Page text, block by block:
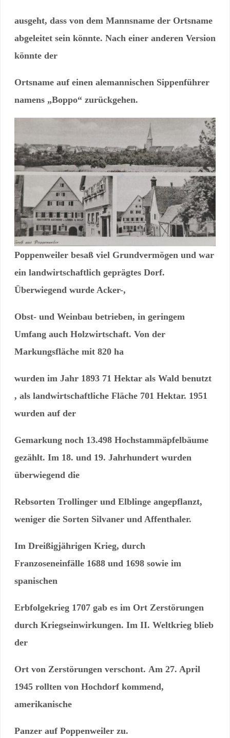
ausgeht, dass von dem Mannsname der Ortsname
abgeleitet sein könnte. Nach einer anderen Version
könnte der
Ortsname auf einen alemannischen Sippenführer
namens „Boppo“ zurückgehen.
Poppenweiler besaß viel Grundvermögen und war
ein landwirtschaftlich geprägtes Dorf.
Überwiegend wurde Acker-,
Obst- und Weinbau betrieben, in geringem
Umfang auch Holzwirtschaft. Von der
Markungsfläche mit 820 ha
wurden im Jahr 1893 71 Hektar als Wald benutzt
, als landwirtschaftliche Fläche 701 Hektar. 1951
wurden auf der
Gemarkung noch 13.498 Hochstammäpfelbäume
gezählt. Im 18. und 19. Jahrhundert wurden
überwiegend die
Rebsorten Trollinger und Elblinge angepflanzt,
weniger die Sorten Silvaner und Affenthaler.
Im Dreißigjährigen Krieg, durch
Franzoseneinfälle 1688 und 1698 sowie im
spanischen
Erbfolgekrieg 1707 gab es im Ort Zerstörungen
durch Kriegseinwirkungen. Im II. Weltkrieg blieb
der
Ort von Zerstörungen verschont. Am 27. April
1945 rollten von Hochdorf kommend,
amerikanische
Panzer auf Poppenweiler zu.